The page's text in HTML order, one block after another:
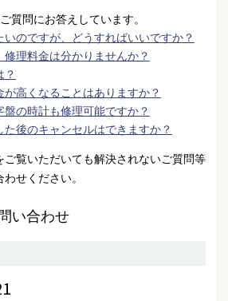
質問にお答えしています。
いのですが、どうすればいいですか？
理料金は分かりませんか？
？
が高くなることはありますか？
盤の時計も修理可能ですか？
た後のキャンセルはできますか？
ご覧いただいても解決されないご質問等
せください。
い合わせ